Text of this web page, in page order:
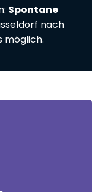
Spontane
nach
möglich.